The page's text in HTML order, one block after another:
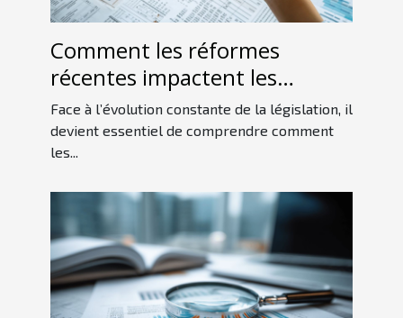
Comment les réformes
récentes impactent les
charges sociales en SASU ?
Face à l’évolution constante de la législation, il
devient essentiel de comprendre comment
les...